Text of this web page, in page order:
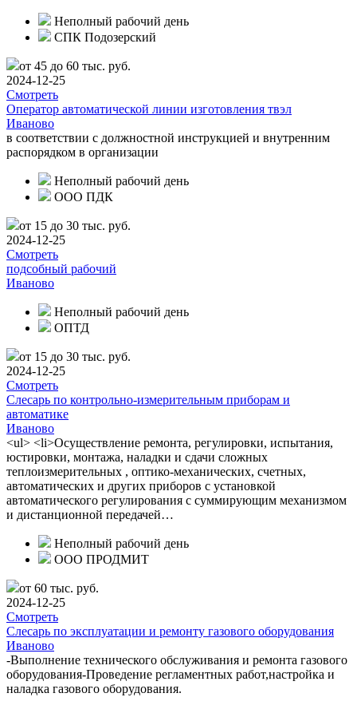
Неполный рабочий день
СПК Подозерский
от 45 до 60 тыс. руб.
2024-12-25
Смотреть
Оператор автоматической линии изготовления твэл
Иваново
в соответствии с должностной инструкцией и внутренним
распорядком в организации
Неполный рабочий день
ООО ПДК
от 15 до 30 тыс. руб.
2024-12-25
Смотреть
подсобный рабочий
Иваново
Неполный рабочий день
ОПТД
от 15 до 30 тыс. руб.
2024-12-25
Смотреть
Слесарь по контрольно-измерительным приборам и
автоматике
Иваново
<ul> <li>Осуществление ремонта, регулировки, испытания,
юстировки, монтажа, наладки и сдачи сложных
теплоизмерительных , оптико-механических, счетных,
автоматических и других приборов с установкой
автоматического регулирования с суммирующим механизмом
и дистанционной передачей…
Неполный рабочий день
ООО ПРОДМИТ
от 60 тыс. руб.
2024-12-25
Смотреть
Слесарь по эксплуатации и ремонту газового оборудования
Иваново
-Выполнение технического обслуживания и ремонта газового
оборудования-Проведение регламентных работ,настройка и
наладка газового оборудования.